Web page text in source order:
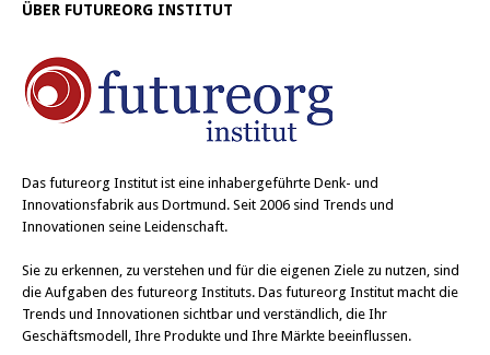
ÜBER FUTUREORG INSTITUT
Das futureorg Institut ist eine inhabergeführte Denk- und
Innovationsfabrik aus Dortmund. Seit 2006 sind Trends und
Innovationen seine Leidenschaft.
Sie zu erkennen, zu verstehen und für die eigenen Ziele zu nutzen, sind
die Aufgaben des futureorg Instituts. Das futureorg Institut macht die
Trends und Innovationen sichtbar und verständlich, die Ihr
Geschäftsmodell, Ihre Produkte und Ihre Märkte beeinflussen.